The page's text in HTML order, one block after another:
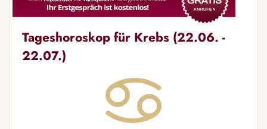
Tageshoroskop für Krebs (22.06. -
22.07.)